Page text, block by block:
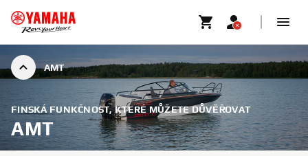
AMT
FINSKÁ FUNKČNOST, KTERÉ MŮŽETE DŮVĚŘOVAT
AMT